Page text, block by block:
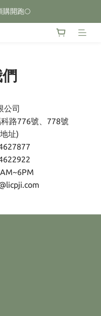
購開跑🌕
購開跑🌕
公司
路776號、778號
址)